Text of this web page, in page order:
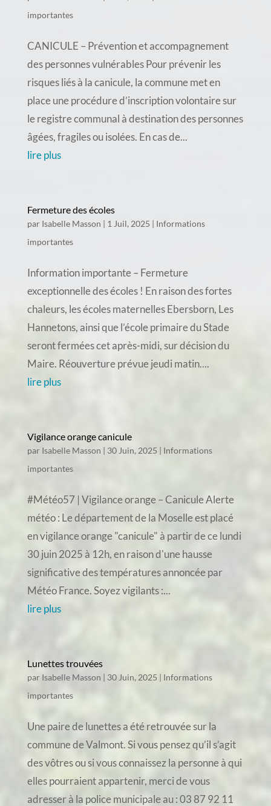
importantes
CANICULE – Prévention et accompagnement
des personnes vulnérables Pour prévenir les
risques liés à la canicule, la commune met en
place une procédure d’inscription volontaire sur
le registre communal à destination des personnes
âgées, fragiles ou isolées. En cas de...
lire plus
Fermeture des écoles
par Isabelle Masson | 1 Juil, 2025 | Informations
importantes
Information importante – Fermeture
exceptionnelle des écoles ! En raison des fortes
chaleurs, les écoles maternelles Ebersborn, Les
Hannetons, ainsi que l’école primaire du Stade
seront fermées cet après-midi, sur décision du
Maire. Réouverture prévue jeudi matin....
lire plus
Vigilance orange canicule
par Isabelle Masson | 30 Juin, 2025 | Informations
importantes
#Météo57 | Vigilance orange – Canicule Alerte
météo : Le département de la Moselle est placé
en vigilance orange "canicule" à partir de ce lundi
30 juin 2025 à 12h, en raison d'une hausse
significative des températures annoncée par
Météo France. Soyez vigilants :...
lire plus
Lunettes trouvées
par Isabelle Masson | 30 Juin, 2025 | Informations
importantes
Une paire de lunettes a été retrouvée sur la
commune de Valmont. Si vous pensez qu’il s’agit
des vôtres ou si vous connaissez la personne à qui
elles pourraient appartenir, merci de vous
adresser à la police municipale au : 03 87 92 11